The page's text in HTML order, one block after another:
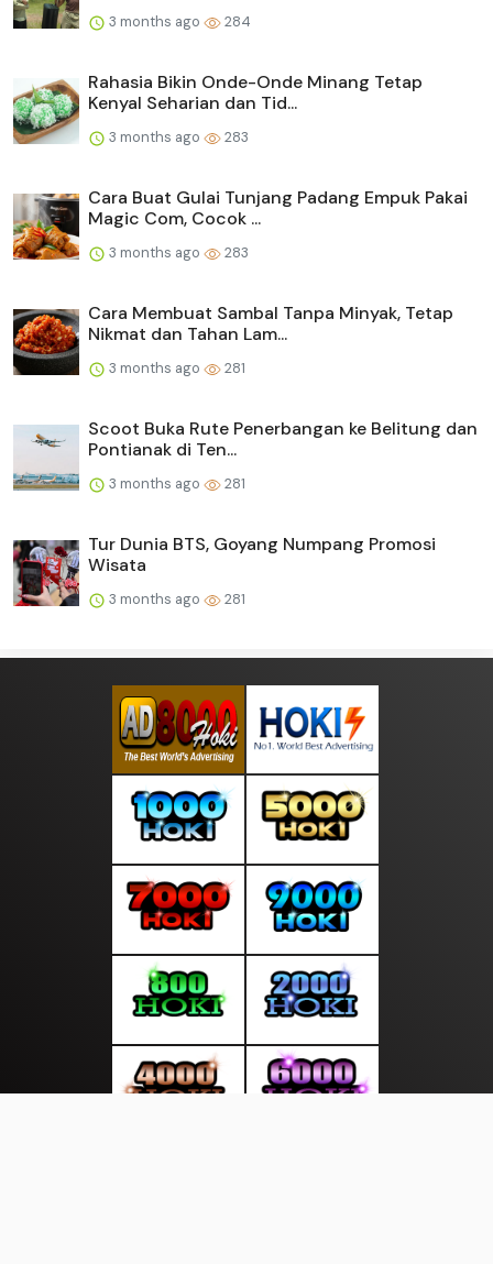
3 months ago 284
Rahasia Bikin Onde-Onde Minang Tetap
Kenyal Seharian dan Tid...
3 months ago 283
Cara Buat Gulai Tunjang Padang Empuk Pakai
Magic Com, Cocok ...
3 months ago 283
Cara Membuat Sambal Tanpa Minyak, Tetap
Nikmat dan Tahan Lam...
3 months ago 281
Scoot Buka Rute Penerbangan ke Belitung dan
Pontianak di Ten...
3 months ago 281
Tur Dunia BTS, Goyang Numpang Promosi
Wisata
3 months ago 281